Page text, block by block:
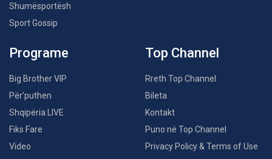
Shumësportësh
Sport Gossip
Programe
Big Brother VIP
Për’puthen
Shqipëria LIVE
Fiks Fare
Video
Top Channel
Rreth Top Channel
Bileta
Kontakt
Puno në Top Channel
Privacy Policy & Terms of Use